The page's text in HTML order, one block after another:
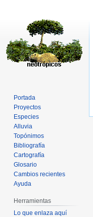
Portada
Proyectos
Especies
Alluvia
Topónimos
Bibliografía
Cartografía
Glosario
Cambios recientes
Ayuda
Herramientas
Lo que enlaza aquí